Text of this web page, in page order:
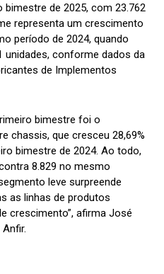
de 2025, com 23.762
representa um crescimento
período de 2024, quando
unidades, conforme dados da
de Implementos
bimestre foi o
chassis, que cresceu 28,69%
bimestre de 2024. Ao todo,
8.829 no mesmo
leve surpreende
as linhas de produtos
crescimento”, afirma José